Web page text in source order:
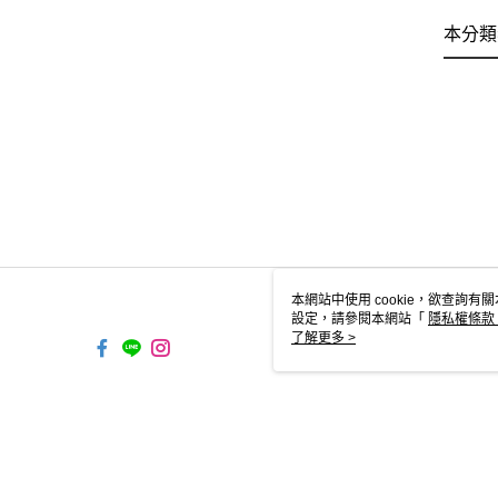
本分
本網站中使用 cookie，欲查詢有
設定，請參閱本網站「 隱私權條款
使用 cookie。
了解更多 >